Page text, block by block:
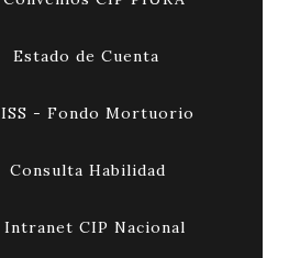
Estado de Cuenta
ISS - Fondo Mortuorio
Consulta Habilidad
Intranet CIP Nacional